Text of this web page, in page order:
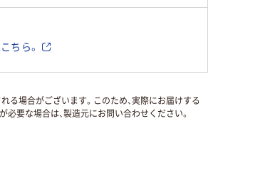
ちら。
る場合がございます。このため、実際にお届けする
要な場合は、製造元にお問い合わせください。